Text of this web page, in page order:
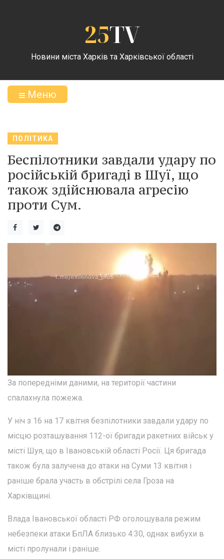
25TV
Новини міста Харків та Харківської області
Меню
ПОЛІТИКА
Беспілотники завдали удару по
російській бригаді в Шуї, що
також здійснювала агресію
проти Сум.
За попередніми даними, на території частини
спалахнула пожежа.
У ніч з 16 на 17 квітня безпілотники завдали удару по
місцю розташування 112-ої бригади ракетних військ у
місті Шуя, що в Івановській області Росії. Ця бригада
також була залучена до атаки на Суми 13 квітня і
раніше брала участь в обстрілі села Гроза на
Харківщині.
Влада Івановської області РФ оголошувала режим
небезпеки атаки БпЛА близько 4:30, однак вибухи в
місті пролунали і раніше.